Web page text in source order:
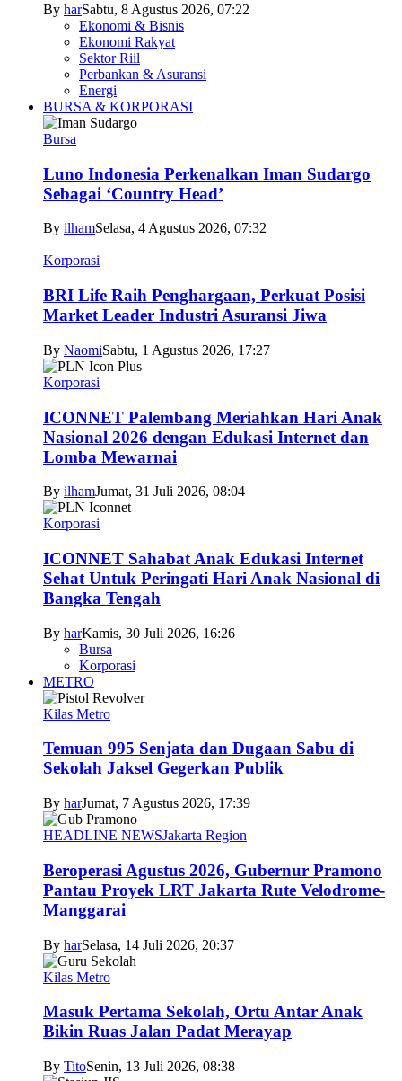
By harSabtu, 8 Agustus 2026, 07:22
Ekonomi & Bisnis
Ekonomi Rakyat
Sektor Riil
Perbankan & Asuransi
Energi
BURSA & KORPORASI
Bursa
Luno Indonesia Perkenalkan Iman Sudargo
Sebagai ‘Country Head’
By ilhamSelasa, 4 Agustus 2026, 07:32
Korporasi
BRI Life Raih Penghargaan, Perkuat Posisi
Market Leader Industri Asuransi Jiwa
By NaomiSabtu, 1 Agustus 2026, 17:27
Korporasi
ICONNET Palembang Meriahkan Hari Anak
Nasional 2026 dengan Edukasi Internet dan
Lomba Mewarnai
By ilhamJumat, 31 Juli 2026, 08:04
Korporasi
ICONNET Sahabat Anak Edukasi Internet
Sehat Untuk Peringati Hari Anak Nasional di
Bangka Tengah
By harKamis, 30 Juli 2026, 16:26
Bursa
Korporasi
METRO
Kilas Metro
Temuan 995 Senjata dan Dugaan Sabu di
Sekolah Jaksel Gegerkan Publik
By harJumat, 7 Agustus 2026, 17:39
HEADLINE NEWSJakarta Region
Beroperasi Agustus 2026, Gubernur Pramono
Pantau Proyek LRT Jakarta Rute Velodrome-
Manggarai
By harSelasa, 14 Juli 2026, 20:37
Kilas Metro
Masuk Pertama Sekolah, Ortu Antar Anak
Bikin Ruas Jalan Padat Merayap
By TitoSenin, 13 Juli 2026, 08:38